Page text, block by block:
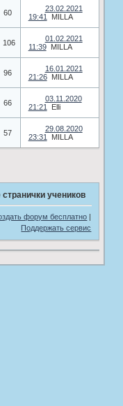
60
23.02.2021
19:41
MILLA
106
01.02.2021
11:39
MILLA
96
16.01.2021
21:26
MILLA
66
03.11.2020
21:21
Elli
57
29.08.2020
23:31
MILLA
учеников
форум бесплатно |
Поддержать сервис